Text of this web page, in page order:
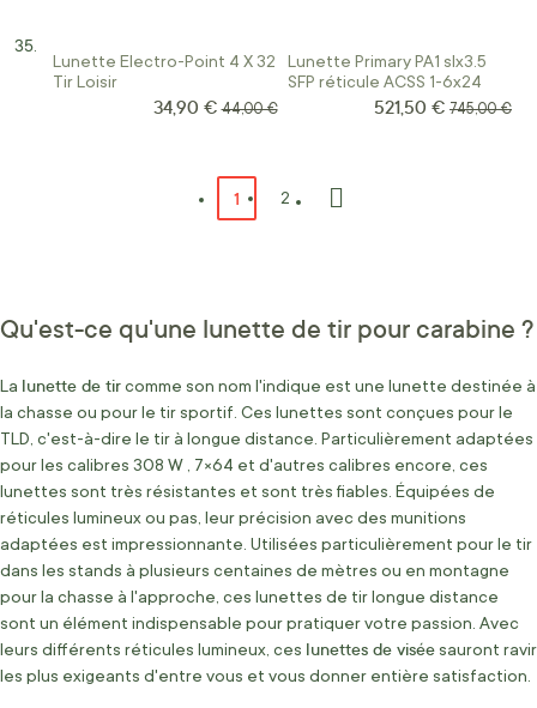
Lunette Electro-Point 4 X 32
Tir Loisir
Prix Spécial
34,90 € Prix normal
44,00 €
Lunette Primary PA1 slx3.5
SFP réticule ACSS 1-6x24
Prix Spécial
521,50 € Prix normal
745,00 €
Page
Vous lisez actuellement la page
1 Page
2
Qu'est-ce qu'une lunette de tir pour carabine ?
La lunette de tircomme son nom l'indique est une lunette destinée à
la chasse ou pour le tir sportif. Ces lunettes sont conçues pour le
TLD, c'est-à-dire le tir à longue distance. Particulièrement adaptées
pour les calibres 308 W , 7×64 et d'autres calibres encore, ces
lunettes sont très résistantes et sont très fiables. Équipées de
réticules lumineux ou pas, leur précision avec des munitions
adaptées est impressionnante. Utilisées particulièrement pour le tir
dans les stands à plusieurs centaines de mètres ou en montagne
pour la chasse à l'approche, ces lunettes de tir longue distance
sont un élément indispensable pour pratiquer votre passion. Avec
leurs différents réticules lumineux, ces lunettes de visée sauront ravir
les plus exigeants d'entre vous et vous donner entière satisfaction.